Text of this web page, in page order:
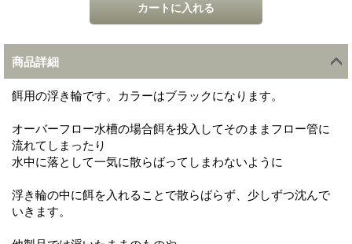
商品詳細
餌用の浮き輪です。カラーはブラックになります。
オーバーフロー水槽の場合餌を投入してそのままフロー管に
流れてしまったり
水中に落として一気に散らばってしまわないように
浮き輪の中に餌を入れることで散らばらず、少しずつ沈んで
いきます。